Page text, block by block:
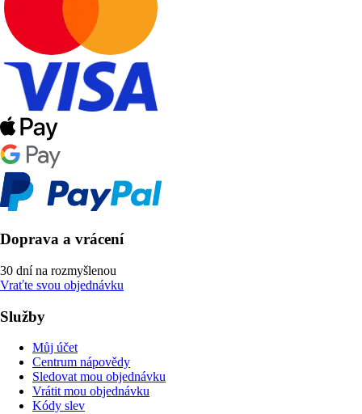
Doprava a vrácení
30 dní na rozmyšlenou
Vraťte svou objednávku
Služby
Můj účet
Centrum nápovědy
Sledovat mou objednávku
Vrátit mou objednávku
Kódy slev